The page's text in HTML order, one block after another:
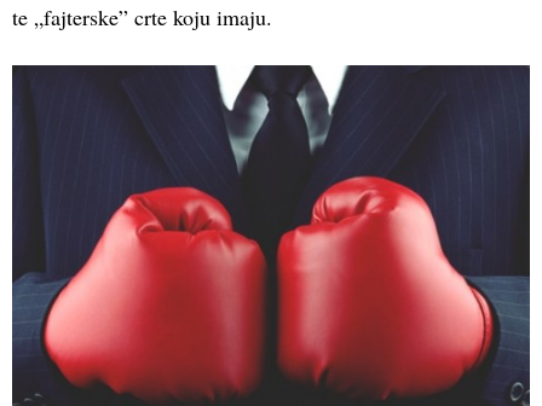
te „fajterske” crte koju imaju.